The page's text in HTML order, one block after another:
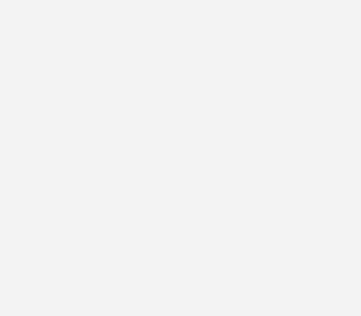
Newsletter bin ich damit einverstanden, über
Online-Angebote
Co. KG
widerrufen und eine Abmeldung ist
zum Umgang mit Daten finden Sie